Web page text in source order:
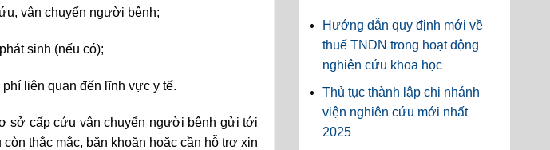
vận chuyển người bệnh;
sinh (nếu có);
liên quan đến lĩnh vực y tế.
sở cấp cứu vận chuyển người bệnh gửi tới
thắc mắc, băn khoăn hoặc cần hỗ trợ xin
Hướng dẫn quy định mới về
thuế TNDN trong hoạt động
nghiên cứu khoa học
Thủ tục thành lập chi nhánh
viện nghiên cứu mới nhất
2025